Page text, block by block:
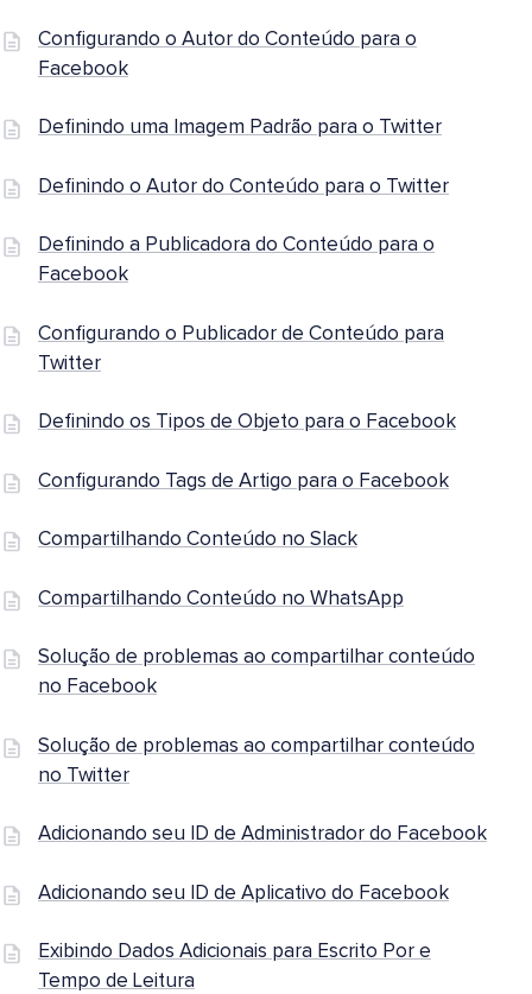
Configurando o Autor do Conteúdo para o
Facebook
Definindo uma Imagem Padrão para o Twitter
Definindo o Autor do Conteúdo para o Twitter
Definindo a Publicadora do Conteúdo para o
Facebook
Configurando o Publicador de Conteúdo para
Twitter
Definindo os Tipos de Objeto para o Facebook
Configurando Tags de Artigo para o Facebook
Compartilhando Conteúdo no Slack
Compartilhando Conteúdo no WhatsApp
Solução de problemas ao compartilhar conteúdo
no Facebook
Solução de problemas ao compartilhar conteúdo
no Twitter
Adicionando seu ID de Administrador do Facebook
Adicionando seu ID de Aplicativo do Facebook
Exibindo Dados Adicionais para Escrito Por e
Tempo de Leitura